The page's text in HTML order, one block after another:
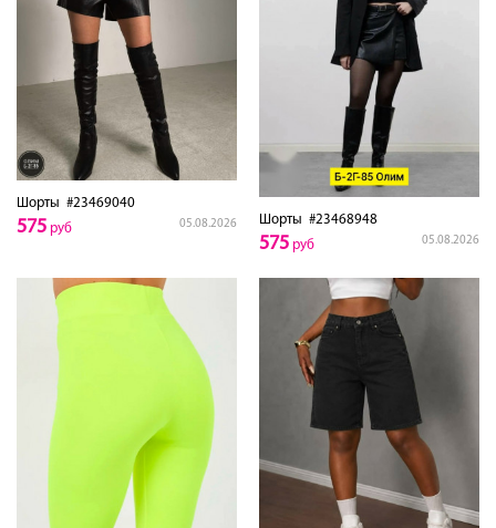
Шорты #23469040
05.08.2026
575 руб
Шорты #23468948
05.08.2026
575 руб